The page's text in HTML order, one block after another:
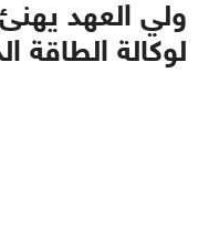
ولي العهد يهنئ
لوكالة الطاقة